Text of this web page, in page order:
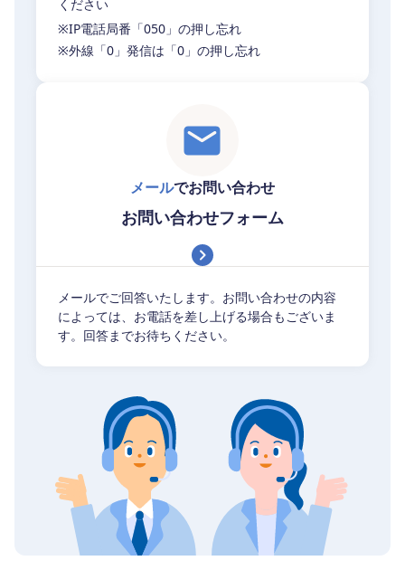
ください
※IP電話局番「050」の押し忘れ
※外線「0」発信は「0」の押し忘れ
メールでお問い合わせ
お問い合わせフォーム
メールでご回答いたします。お問い合わせの内容
によっては、お電話を差し上げる場合もございま
す。回答までお待ちください。